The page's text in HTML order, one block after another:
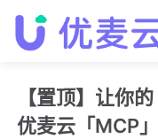
【置顶】 让你的
优麦云「MCP